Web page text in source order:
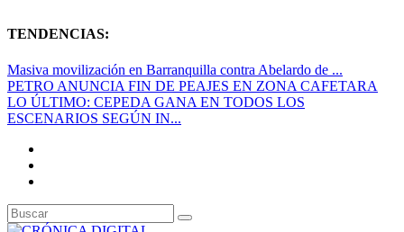
TENDENCIAS:
Masiva movilización en Barranquilla contra Abelardo de ...
PETRO ANUNCIA FIN DE PEAJES EN ZONA CAFETARA
LO ÚLTIMO: CEPEDA GANA EN TODOS LOS
ESCENARIOS SEGÚN IN...